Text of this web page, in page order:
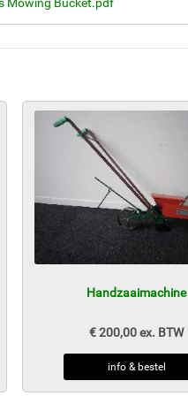
Handzaaimachine
€ 200,00 ex. BTW
info & bestel